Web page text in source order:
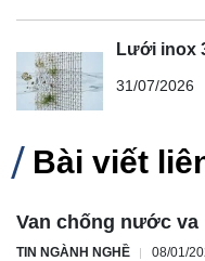
Lưới inox
31/07/2026
Bài viết
Van chống nước va
TIN NGÀNH NGHỀ 08/01/